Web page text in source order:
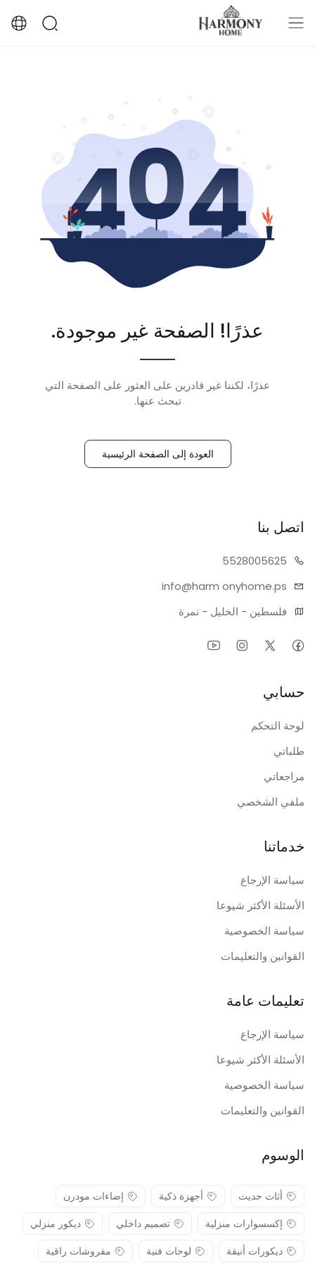
عذرًا! الصفحة غير موجودة.
عذرًا، لكننا غير قادرين على العثور على الصفحة التي
تبحث عنها.
العودة إلى الصفحة الرئيسية
اتصل بنا
05625
55280
info@harm onyhome.ps
فلسطين - الخليل - نمرة
حسابي
لوحة التحكم
طلباتي
مراجعاتي
ملفي الشخصي
خدماتنا
سياسة الإرجاع
الأسئلة الأكثر شيوعا
سياسة الخصوصية
القوانين والتعليمات
تعليمات عامة
سياسة الإرجاع
الأسئلة الأكثر شيوعا
سياسة الخصوصية
القوانين والتعليمات
الوسوم
أثاث حديث أجهزة ذكية
إضاءات مودرن
إكسسوارات منزلية
تصميم داخلي
ديكور منزلي
ديكورات أنيقة
لوحات فنية مفروشات راقية